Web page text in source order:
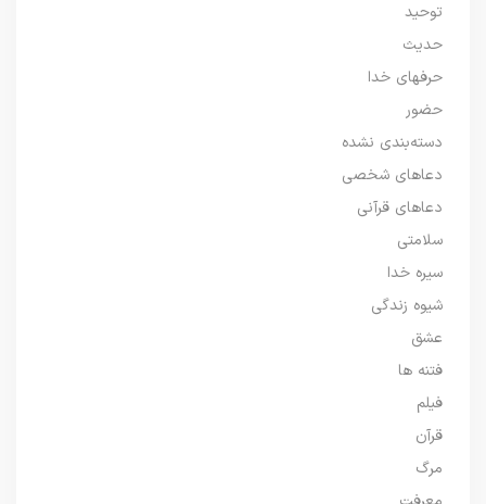
توحید
حدیث
حرفهای خدا
حضور
دسته‌بندی نشده
دعاهای شخصی
دعاهای قرآنی
سلامتی
سیره خدا
شیوه زندگی
عشق
فتنه ها
فیلم
قرآن
مرگ